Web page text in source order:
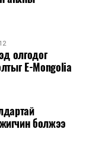
олгодог
E-Mongolia
болжээ